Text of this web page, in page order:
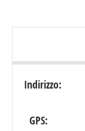
Indirizzo:
GPS: